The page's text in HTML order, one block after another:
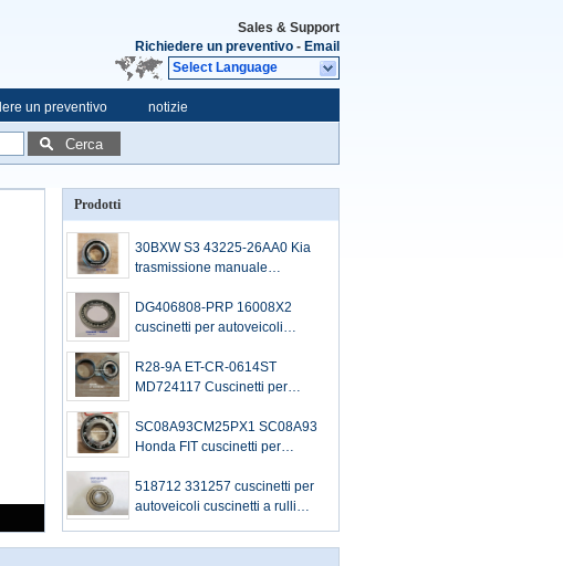
Sales & Support
Richiedere un preventivo - Email
Select Language
un preventivo notizie
Cerca
Prodotti
30BXW S3 43225-26AA0 Kia
trasmissione manuale
del cambio con cuscinetto
30*60*19mm
DG406808-PRP 16008X2
cuscinetti per autoveicoli
profonda non standard
40x68x7,5 mm
R28-9A ET-CR-0614ST
MD724117 Cuscinetti per
pollici conichi 28x63x22.45mm
SC08A93CM25PX1 SC08A93
Honda FIT cuscinetti per
speciali 40*84*19mm
518712 331257 cuscinetti per
autoveicoli cuscinetti a rulli